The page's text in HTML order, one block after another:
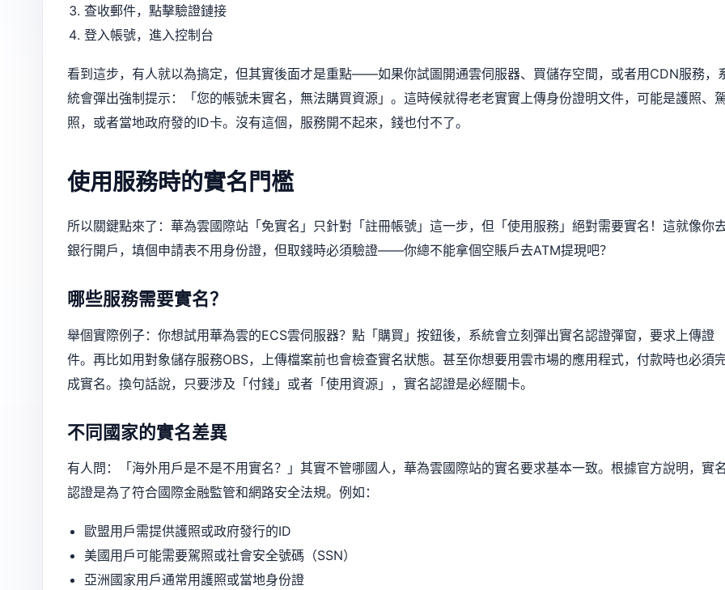
查收郵件，點擊驗證鏈接
登入帳號，進入控制台
看到這步，有人就以為搞定，但其實後面才是重點——如果你試圖開通雲伺服器、買儲存空間，或者用CDN服務，
統會彈出強制提示：「您的帳號未實名，無法購買資源」。這時候就得老老實實上傳身份證明文件，可能是護照、
照，或者當地政府發的ID卡。沒有這個，服務開不起來，錢也付不了。
使用服務時的實名門檻
所以關鍵點來了：華為雲國際站「免實名」只針對「註冊帳號」這一步，但「使用服務」絕對需要實名！這就像你
銀行開戶，填個申請表不用身份證，但取錢時必須驗證——你總不能拿個空賬戶去ATM提現吧？
哪些服務需要實名？
舉個實際例子：你想試用華為雲的ECS雲伺服器？點「購買」按鈕後，系統會立刻彈出實名認證彈窗，要求上傳證
件。再比如用對象儲存服務OBS，上傳檔案前也會檢查實名狀態。甚至你想要用雲市場的應用程式，付款時也必須
成實名。換句話說，只要涉及「付錢」或者「使用資源」，實名認證是必經關卡。
不同國家的實名差異
有人問：「海外用戶是不是不用實名？」其實不管哪國人，華為雲國際站的實名要求基本一致。根據官方說明，實名
認證是為了符合國際金融監管和網路安全法規。例如：
歐盟用戶需提供護照或政府發行的ID
美國用戶可能需要駕照或社會安全號碼（SSN）
亞洲國家用戶通常用護照或當地身份證